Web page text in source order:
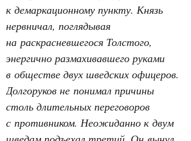
к демаркационному пункту. Князь
нервничал, поглядывая
на раскрасневшегося Толстого,
энергично размахивавшего руками
в обществе двух шведских офицеров.
Долгоруков не понимал причины
столь длительных переговоров
с противником. Неожиданно к двум